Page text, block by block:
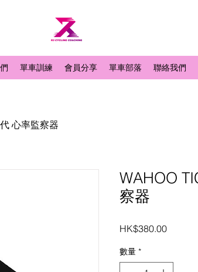
單車訓練 會員分享 單車部落 聯絡我們
心率監察器
WAHOO
察器
HK$380.00價
數量 *